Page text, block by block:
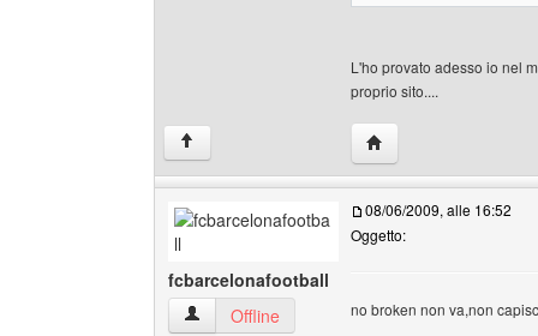
L'ho provato adesso io nel
proprio sito....
↑ HomePage:
fcbarcelonafootball
fcbarcelonafootball Profilo
Offline
08/06/2009, alle 16:52
Oggetto:
no broken non va,non